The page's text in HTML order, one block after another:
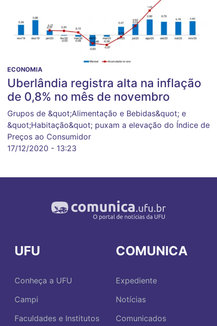
ECONOMIA
Uberlândia registra alta na inflação
de 0,8% no mês de novembro
Grupos de &quot;Alimentação e Bebidas&quot; e
&quot;Habitação&quot; puxam a elevação do Índice de
Preços ao Consumidor
17/12/2020 - 13:23
UFU
Conheça a UFU
Campi
Faculdades e Institutos
COMUNICA
Expediente
Notícias
Comunicados